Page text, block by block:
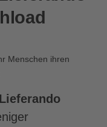
Menschen ihren
Lieferando